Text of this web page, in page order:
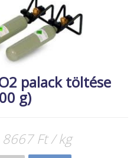
palack töltése
g)
8667 Ft / kg